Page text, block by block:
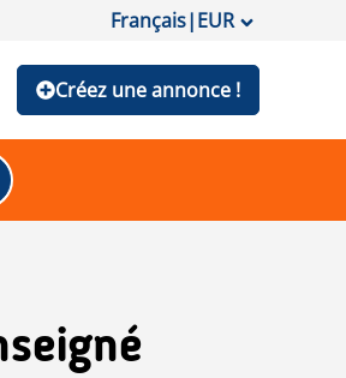
Français|EUR
Créez une annonce !